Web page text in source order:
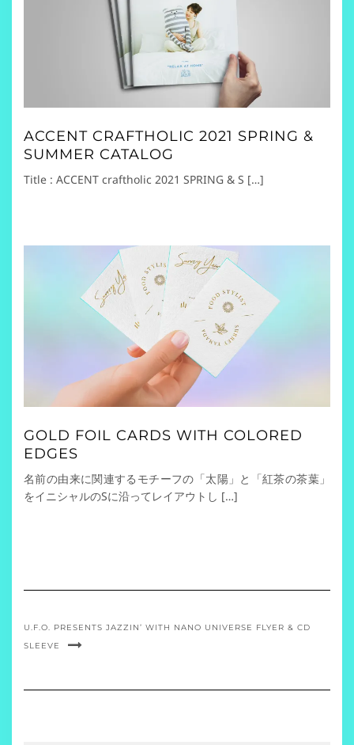
ACCENT CRAFTHOLIC 2021 SPRING &
SUMMER CATALOG
Title : ACCENT craftholic 2021 SPRING & S […]
GOLD FOIL CARDS WITH COLORED
EDGES
名前の由来に関連するモチーフの「太陽」と「紅茶の茶葉」
をイニシャルのSに沿ってレイアウトし […]
U.F.O. PRESENTS JAZZIN’ WITH NANO UNIVERSE FLYER & CD
SLEEVE